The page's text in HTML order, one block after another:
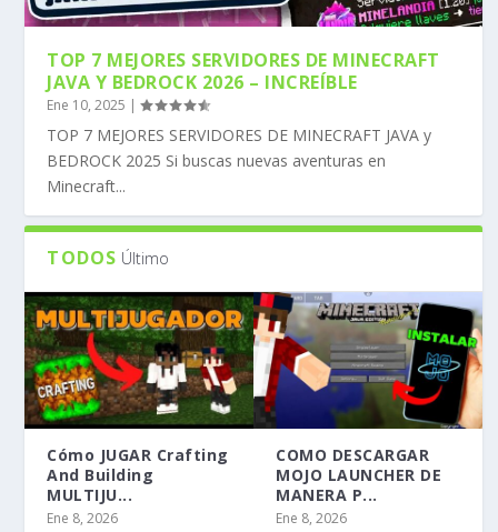
TOP 7 MEJORES SERVIDORES DE MINECRAFT
JAVA Y BEDROCK 2026 – INCREÍBLE
Ene 10, 2025 |
TOP 7 MEJORES SERVIDORES DE MINECRAFT JAVA y
BEDROCK 2025 Si buscas nuevas aventuras en
Minecraft...
TODOS Último
Cómo JUGAR Crafting
And Building
MULTIJU...
Ene 8, 2026
COMO DESCARGAR
MOJO LAUNCHER DE
MANERA P...
Ene 8, 2026